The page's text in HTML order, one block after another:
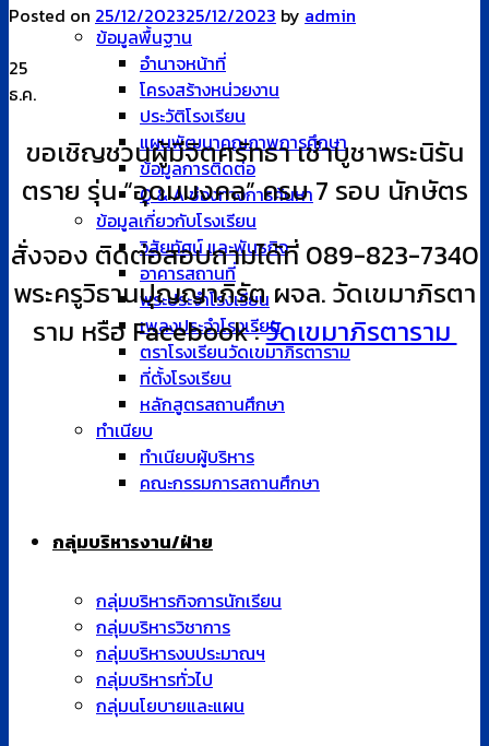
ข้อมูลพื้นฐาน
อำนาจหน้าที่
โครงสร้างหน่วยงาน
ประวัติโรงเรียน
แผนพัฒนาคุณภาพการศึกษา
ข้อมูลการติดต่อ
Q & A ช่องทางการค้นหา
ข้อมูลเกี่ยวกับโรงเรียน
วิสัยทัศน์ และพันธกิจ
อาคารสถานที่
พระประจำโรงเรียน
เพลงประจำโรงเรียน
ตราโรงเรียนวัดเขมาภิรตาราม
ที่ตั้งโรงเรียน
หลักสูตรสถานศึกษา
ทำเนียบ
ทำเนียบผู้บริหาร
คณะกรรมการสถานศึกษา
กลุ่มบริหารงาน/ฝ่าย
กลุ่มบริหารกิจการนักเรียน
กลุ่มบริหารวิชาการ
กลุ่มบริหารงบประมาณฯ
กลุ่มบริหารทั่วไป
กลุ่มนโยบายและแผน
Posted on 25/12/202325/12/2023 by admin
25
ธ.ค.
ขอเชิญชวนผู้มีจิตศรัทธา เช่าบูชาพระนิรัน
ตราย รุ่น “อุดมมงคล” ครบ 7 รอบ นักษัตร
สั่งจอง ติดต่อสอบถามได้ที่ 089-823-7340
พระครูวิธานปุญญาภิรัต ผจล. วัดเขมาภิรตา
ราม หรือ Facebook :วัดเขมาภิรตาราม